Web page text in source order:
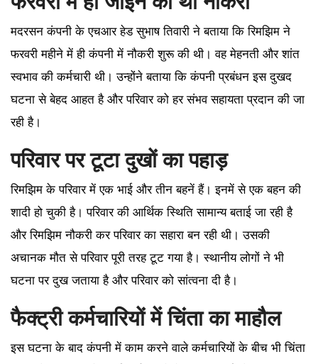
मदरसन कंपनी के एचआर हेड सुभाष तिवारी ने बताया कि रिमझिम ने
फरवरी महीने में ही कंपनी में नौकरी शुरू की थी। वह मेहनती और शांत
स्वभाव की कर्मचारी थी। उन्होंने बताया कि कंपनी प्रबंधन इस दुखद
घटना से बेहद आहत है और परिवार को हर संभव सहायता प्रदान की जा
रही है।
परिवार पर टूटा दुखों का पहाड़
रिमझिम के परिवार में एक भाई और तीन बहनें हैं। इनमें से एक बहन की
शादी हो चुकी है। परिवार की आर्थिक स्थिति सामान्य बताई जा रही है
और रिमझिम नौकरी कर परिवार का सहारा बन रही थी। उसकी
अचानक मौत से परिवार पूरी तरह टूट गया है। स्थानीय लोगों ने भी
घटना पर दुख जताया है और परिवार को सांत्वना दी है।
फैक्ट्री कर्मचारियों में चिंता का माहौल
इस घटना के बाद कंपनी में काम करने वाले कर्मचारियों के बीच भी चिंता